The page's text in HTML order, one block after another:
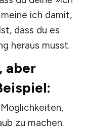
ich damit,
dass du es
heraus musst.
aber
zu machen.